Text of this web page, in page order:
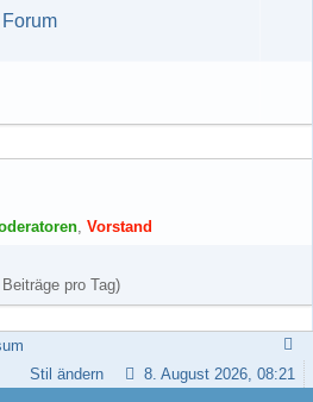
Vorstand
pro Tag)
8. August 2026, 08:21
Stil ändern